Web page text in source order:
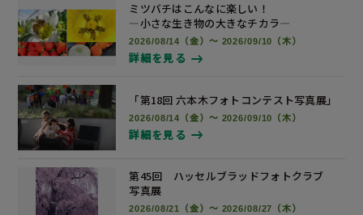
ミツバチはこんなに楽しい！
―小さな生き物の大きなチカラ―
2026/08/14（金）～ 2026/09/10（木）
詳細を見る
「第18回 六本木フォトコンテスト写真展」
2026/08/14（金）～ 2026/09/10（木）
詳細を見る
第45回 ハッセルブラッドフォトクラブ
写真展
2026/08/21（金）～ 2026/08/27（木）